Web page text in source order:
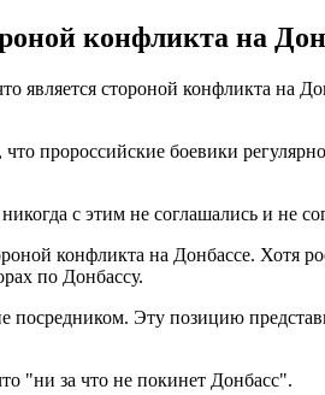
конфликта на
является стороной конфликта на
пророссийские боевики
с этим не соглашались и не
конфликта на Донбассе. Хотя
по Донбассу.
Эту позицию
"ни за что не покинет Донбасс".